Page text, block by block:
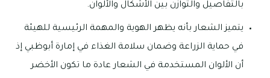
بالتفاصيل والتوازن بين الأشكال والألوان.
يتميز الشعار بأنه يظهر الهوية والمهمة الرئيسية للهيئة
في حماية الزراعة وضمان سلامة الغذاء في إمارة أبوظبي إذ
أن الألوان المستخدمة في الشعار عادة ما تكون الأخضر